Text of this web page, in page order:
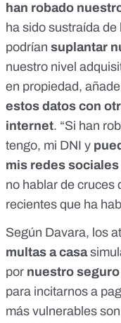
han robado
ha sido sustraída
podrían suplantar
nuestro nivel
en propiedad,
estos datos con
internet. “Si han
tengo, mi DNI y
mis redes
no hablar de cruces
recientes que ha
Según Davara, los
multas a casa
por nuestro seguro
para incitarnos a
más vulnerables